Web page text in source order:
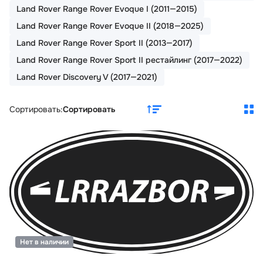
Land Rover Range Rover Evoque I (2011—2015)
Land Rover Range Rover Evoque II (2018—2025)
Land Rover Range Rover Sport II (2013—2017)
Land Rover Range Rover Sport II рестайлинг (2017—2022)
Land Rover Discovery V (2017—2021)
Сортировать:Сортировать
Нет в наличии